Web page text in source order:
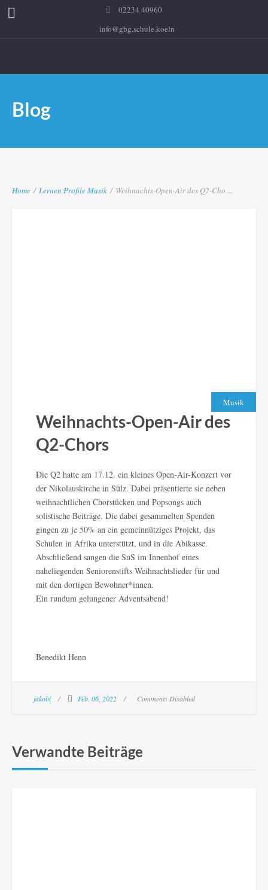
02234 40960
info@gbg.schule.koeln
Blog
Home / Lernen ProfileMusik / Weihnachts-Open-Air des Q2-Cho ...
Musik
Weihnachts-Open-Air des
Q2-Chors
Die Q2 hatte am 17.12. ein kleines Open-Air-Konzert vor
der Nikolauskirche in Sülz. Dabei präsentierte sie neben
weihnachtlichen Chorstücken und Popsongs auch
solistische Beiträge. Die dabei gesammelten Spenden
gingen zu je 50% an ein gemeinnütziges Projekt, das
Schulen in Afrika unterstützt, und in die Abikasse.
Abschließend sangen die SuS im Innenhof eines
naheliegenden Seniorenstifts Weihnachtslieder für und
mit den dortigen Bewohner*innen.
Ein rundum gelungener Adventsabend!
Benedikt Henn
jakobi Feb. 06, 2022 Comments Disabled
Verwandte Beiträge